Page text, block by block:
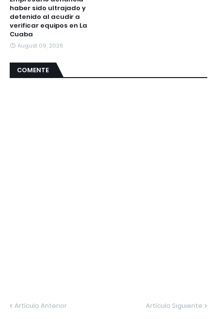
haber sido ultrajado y
detenido al acudir a
verificar equipos en La
Cuaba
August 09, 2026
COMENTE
Artículo Anterior Artículo Siguiente